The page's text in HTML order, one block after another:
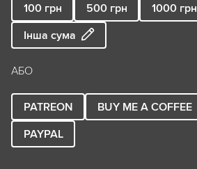
100 грн 500 грн 1000 грн
Інша сума
АБО
PATREON BUY ME A COFFEE
PAYPAL